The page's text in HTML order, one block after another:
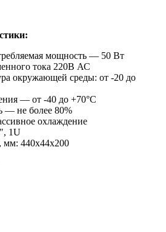
:
мощность — 50 Вт
тока 220В АС
окружающей среды: от -20 до
— от -40 до +70°С
— не более 80%
охлаждение
1U
440x44x200